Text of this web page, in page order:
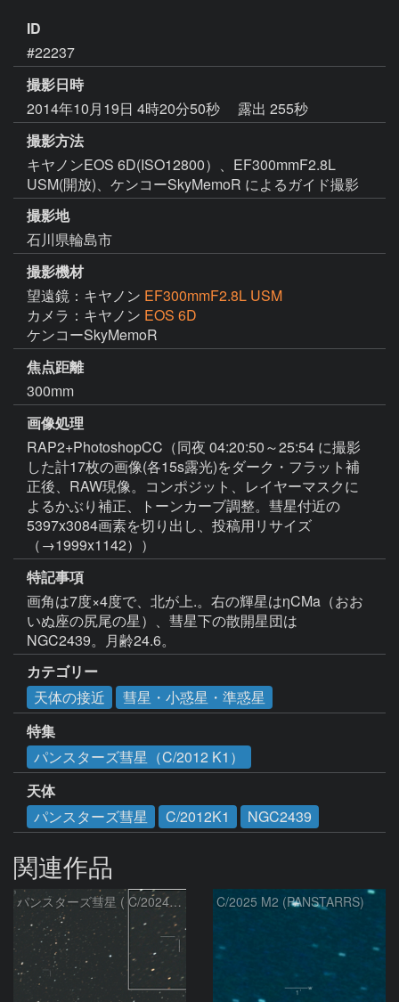
ID
#22237
撮影日時
2014年10月19日 4時20分50秒
露出 255秒
撮影方法
キヤノンEOS 6D(ISO12800）、EF300mmF2.8L
USM(開放)、ケンコーSkyMemoR によるガイド撮影
撮影地
石川県輪島市
撮影機材
望遠鏡：キヤノン EF300mmF2.8L USM
カメラ：キヤノン EOS 6D
ケンコーSkyMemoR
焦点距離
300mm
画像処理
RAP2+PhotoshopCC（同夜 04:20:50～25:54 に撮影
した計17枚の画像(各15s露光)をダーク・フラット補
正後、RAW現像。コンポジット、レイヤーマスクに
よるかぶり補正、トーンカーブ調整。彗星付近の
5397x3084画素を切り出し、投稿用リサイズ
（→1999x1142））
特記事項
画角は7度×4度で、北が上.。右の輝星はηCMa（おお
いぬ座の尻尾の星）、彗星下の散開星団は
NGC2439。月齢24.6。
カテゴリー
天体の接近
彗星・小惑星・準惑星
特集
パンスターズ彗星（C/2012 K1）
天体
パンスターズ彗星
C/2012K1 NGC2439
関連作品
パンスターズ彗星 ( C/2024R4 )：2026/07/27 C/2025 M2 (PANSTARRS)